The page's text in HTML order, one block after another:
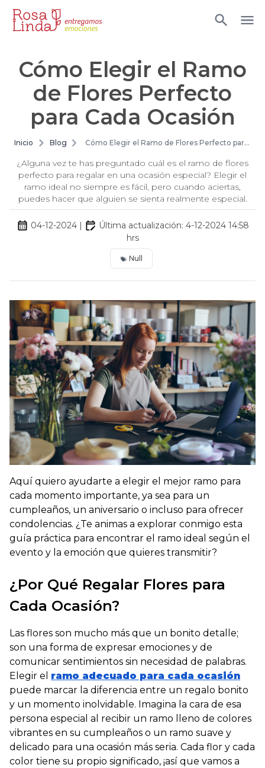
Cómo Elegir el Ramo
de Flores Perfecto
para Cada Ocasión
Inicio Blog
Cómo Elegir el Ramo de Flores Perfecto para
¿Alguna vez te has preguntado cuál es el ramo de flores
perfecto para regalar en una ocasión especial? Elegir el
ramo ideal no siempre es fácil, pero cuando aciertas,
puedes hacer que alguien se sienta realmente especial.
04-12-2024| Última actualización: 4-12-2024 14:58
hrs
Null
Aquí quiero ayudarte a elegir el mejor ramo para
cada momento importante, ya sea para un
cumpleaños, un aniversario o incluso para ofrecer
condolencias. ¿Te animas a explorar conmigo esta
guía práctica para encontrar el ramo ideal según el
evento y la emoción que quieres transmitir?
¿Por Qué Regalar Flores para
Cada Ocasión?
Las flores son mucho más que un bonito detalle;
son una forma de expresar emociones y de
comunicar sentimientos sin necesidad de palabras.
Elegir el ramo adecuado para cada ocasión
puede marcar la diferencia entre un regalo bonito
y un momento inolvidable. Imagina la cara de esa
persona especial al recibir un ramo lleno de colores
vibrantes en su cumpleaños o un ramo suave y
delicado para una ocasión más seria. Cada flor y cada
color tiene su propio significado, ¡así que vamos a